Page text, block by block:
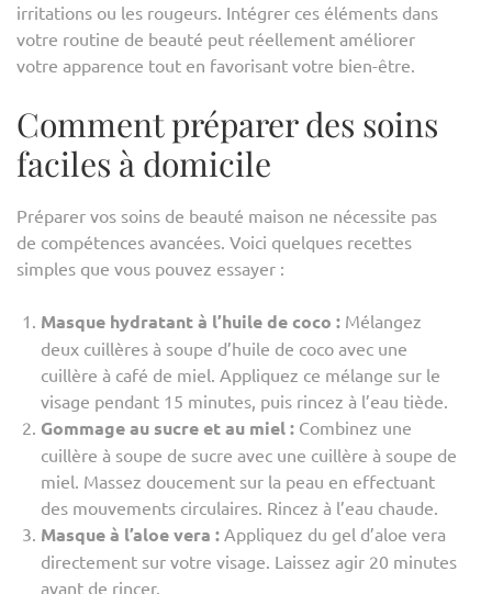
irritations ou les rougeurs. Intégrer ces éléments dans
votre routine de beauté peut réellement améliorer
votre apparence tout en favorisant votre bien-être.
Comment préparer des soins
faciles à domicile
Préparer vos soins de beauté maison ne nécessite pas
de compétences avancées. Voici quelques recettes
simples que vous pouvez essayer :
Masque hydratant à l’huile de coco : Mélangez
deux cuillères à soupe d’huile de coco avec une
cuillère à café de miel. Appliquez ce mélange sur le
visage pendant 15 minutes, puis rincez à l’eau tiède.
Gommage au sucre et au miel : Combinez une
cuillère à soupe de sucre avec une cuillère à soupe de
miel. Massez doucement sur la peau en effectuant
des mouvements circulaires. Rincez à l’eau chaude.
Masque à l’aloe vera : Appliquez du gel d’aloe vera
directement sur votre visage. Laissez agir 20 minutes
avant de rincer.